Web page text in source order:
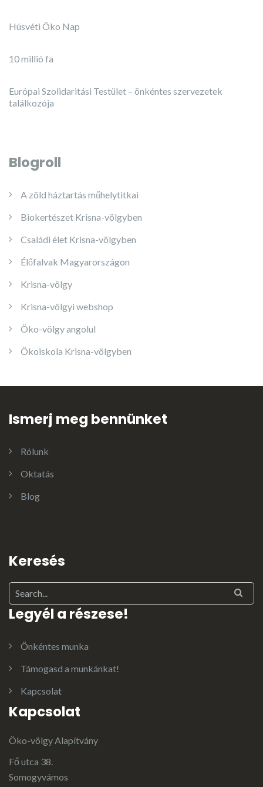
Húsvéti Öko Nap
10 millió fa
Európai Szolidaritási Testület – önkéntes szervezetek
találkozója
Blogroll
A zöld háztartás műhelytitkai
Biokertészet Krisna-völgyben
Családi élet Krisna-völgyben
Élőfalvak Magyarországon
Krisna-völgy
Krisna-völgyi webshop
Öko-völgy angolul
Ökoiskola Krisna-völgyben
Ismerj meg bennünket
Rólunk
Oktatás
Blog
Keresés
Legyél a részese!
Önkéntes munka
Támogasd a munkánkat!
Kapcsolat
Kapcsolat
Öko-völgy Alapítvány
Fő utca 38.
Somogyvámos